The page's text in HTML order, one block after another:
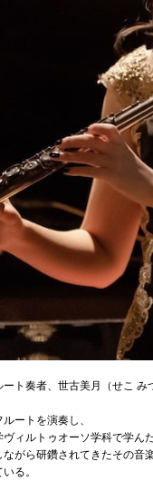
ト奏者、世古美月（せこ み
ートを演奏し、
ィルトゥオーソ学科で学んだ
がら研鑽されてきたその音楽
る。